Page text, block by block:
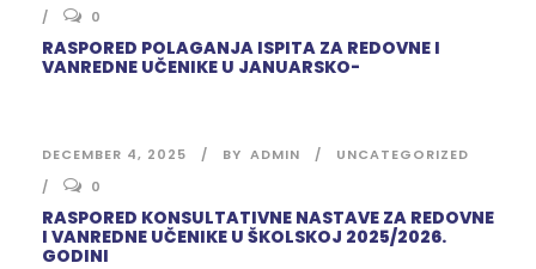
0
RASPORED POLAGANJA ISPITA ZA REDOVNE I
VANREDNE UČENIKE U JANUARSKO-
DECEMBER 4, 2025 BY ADMIN
UNCATEGORIZED
0
RASPORED KONSULTATIVNE NASTAVE ZA REDOVNE
I VANREDNE UČENIKE U ŠKOLSKOJ 2025/2026.
GODINI